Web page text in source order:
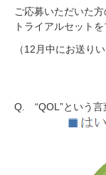
ご応募いただいた
トライアルセット
（12月中にお送り
Q. “QOL”という言